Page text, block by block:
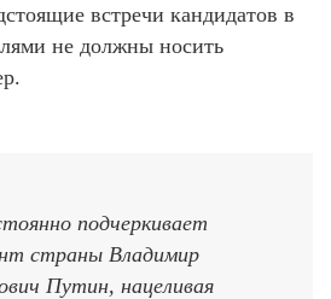
встречи кандидатов в
не должны носить
подчеркивает
страны Владимир
Путин, нацеливая